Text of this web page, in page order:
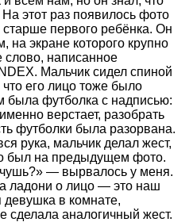
этот раз появилось фото
старше первого ребёнка. Он
на экране которого крупно
слово, написанное
Мальчик сидел спиной
его лицо тоже было
была футболка с надписью:
верстает, разобрать
футболки была разорвана.
рука, мальчик делал жест,
был на предыдущем фото.
— вырвалось у меня.
ладони о лицо — это наш
в комнате,
сделала аналогичный жест.